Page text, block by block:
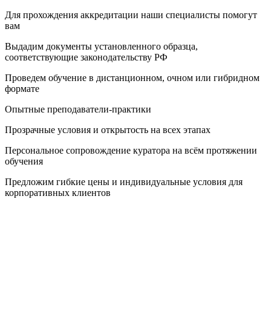
Для прохождения аккредитации наши специалисты помогут
вам
Выдадим документы установленного образца,
соответствующие законодательству РФ
Проведем обучение в дистанционном, очном или гибридном
формате
Опытные преподаватели-практики
Прозрачные условия и открытость на всех этапах
Персональное сопровождение куратора на всём протяжении
обучения
Предложим гибкие цены и индивидуальные условия для
корпоративных клиентов